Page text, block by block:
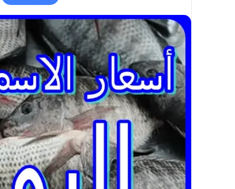
ب
ر
ي
د
ا
إ
ل
ك
ت
ر
و
ن
ي
ا